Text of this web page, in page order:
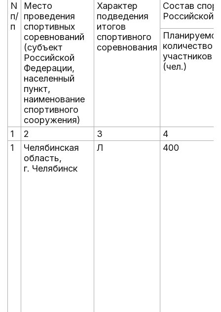
N
п/
п
Место
проведения
спортивных
соревнований
(субъект
Российской
Федерации,
населенный
пункт,
наименование
спортивного
сооружения)
Характер
подведения
итогов
спортивного
соревнования
Состав
Российской
Планируемое
количество
участников
(чел.)
1 2 3
4
1
Челябинская
область,
г. Челябинск
Л 400